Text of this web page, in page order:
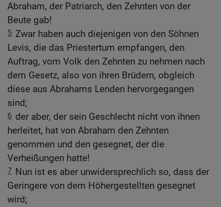
Abraham, der Patriarch, den Zehnten von der
Beute gab!
5 Zwar haben auch diejenigen von den Söhnen
Levis, die das Priestertum empfangen, den
Auftrag, vom Volk den Zehnten zu nehmen nach
dem Gesetz, also von ihren Brüdern, obgleich
diese aus Abrahams Lenden hervorgegangen
sind;
6 der aber, der sein Geschlecht nicht von ihnen
herleitet, hat von Abraham den Zehnten
genommen und den gesegnet, der die
Verheißungen hatte!
7 Nun ist es aber unwidersprechlich so, dass der
Geringere von dem Höhergestellten gesegnet
wird;